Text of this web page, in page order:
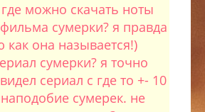
можно скачать ноты
сумерки? я правда
как она называется!)
сумерки? я точно
сериал с где то +- 10
сумерек. не